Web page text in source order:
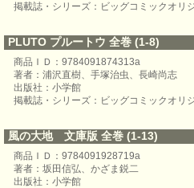
掲載誌・シリーズ：ビッグコミックオリ
PLUTO プルートウ 全巻 (1-8)
商品ＩＤ：9784091874313a
著者：浦沢直樹、手塚治虫、長崎尚志
出版社：小学館
掲載誌・シリーズ：ビッグコミックオリ
風の大地 文庫版 全巻 (1-13)
商品ＩＤ：9784091928719a
著者：坂田信弘、かざま鋭二
出版社：小学館